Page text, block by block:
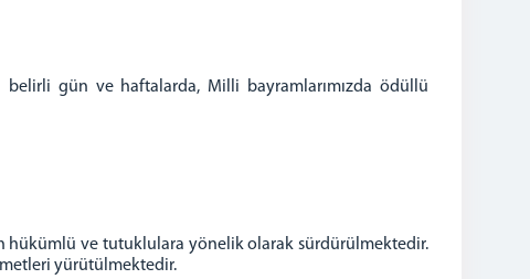
gün ve haftalarda, Milli bayramlarımızda ödüllü
hükümlü ve tutuklulara yönelik olarak sürdürülmektedir.
yürütülmektedir.